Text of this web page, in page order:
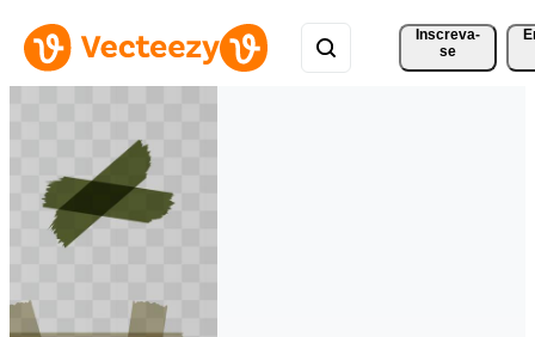
Inscreva-
se